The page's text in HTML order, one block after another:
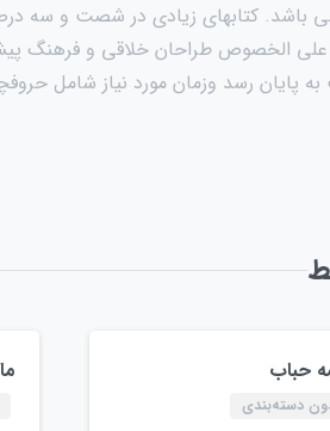
می باشد. کتابهای زیادی در شصت و سه
علی الخصوص طراحان خلاقی و فرهنگ
پایان رسد وزمان مورد نیاز شامل
حباب
دسته‌بندی